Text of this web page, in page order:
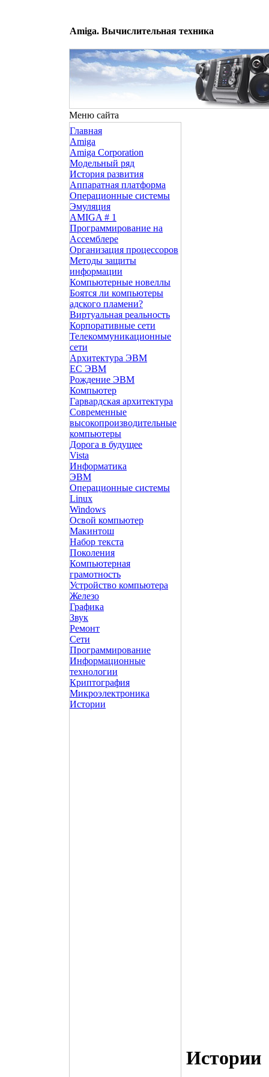
Amiga. Вычислительная техника
Меню сайта
Главная
Amiga
Amiga Corporation
Модельный ряд
История развития
Аппаратная платформа
Операционные системы
Эмуляция
AMIGA # 1
Программирование на
Ассемблере
Организация процессоров
Методы защиты
информации
Компьютерные новеллы
Боятся ли компьютеры
адского пламени?
Виртуальная реальность
Корпоративные сети
Телекоммуникационные
сети
Архитектура ЭВМ
ЕС ЭВМ
Рождение ЭВМ
Компьютер
Гарвардская архитектура
Современные
высокопроизводительные
компьютеры
Дорога в будущее
Vista
Инфоpматика
ЭВМ
Операционные системы
Linux
Windows
Освой компьютер
Макинтош
Набор текста
Поколения
Компьютерная
грамотность
Устройство компьютера
Железо
Графика
Звук
Ремонт
Сети
Программирование
Информационные
технологии
Криптография
Микроэлектроника
Истории
Истории